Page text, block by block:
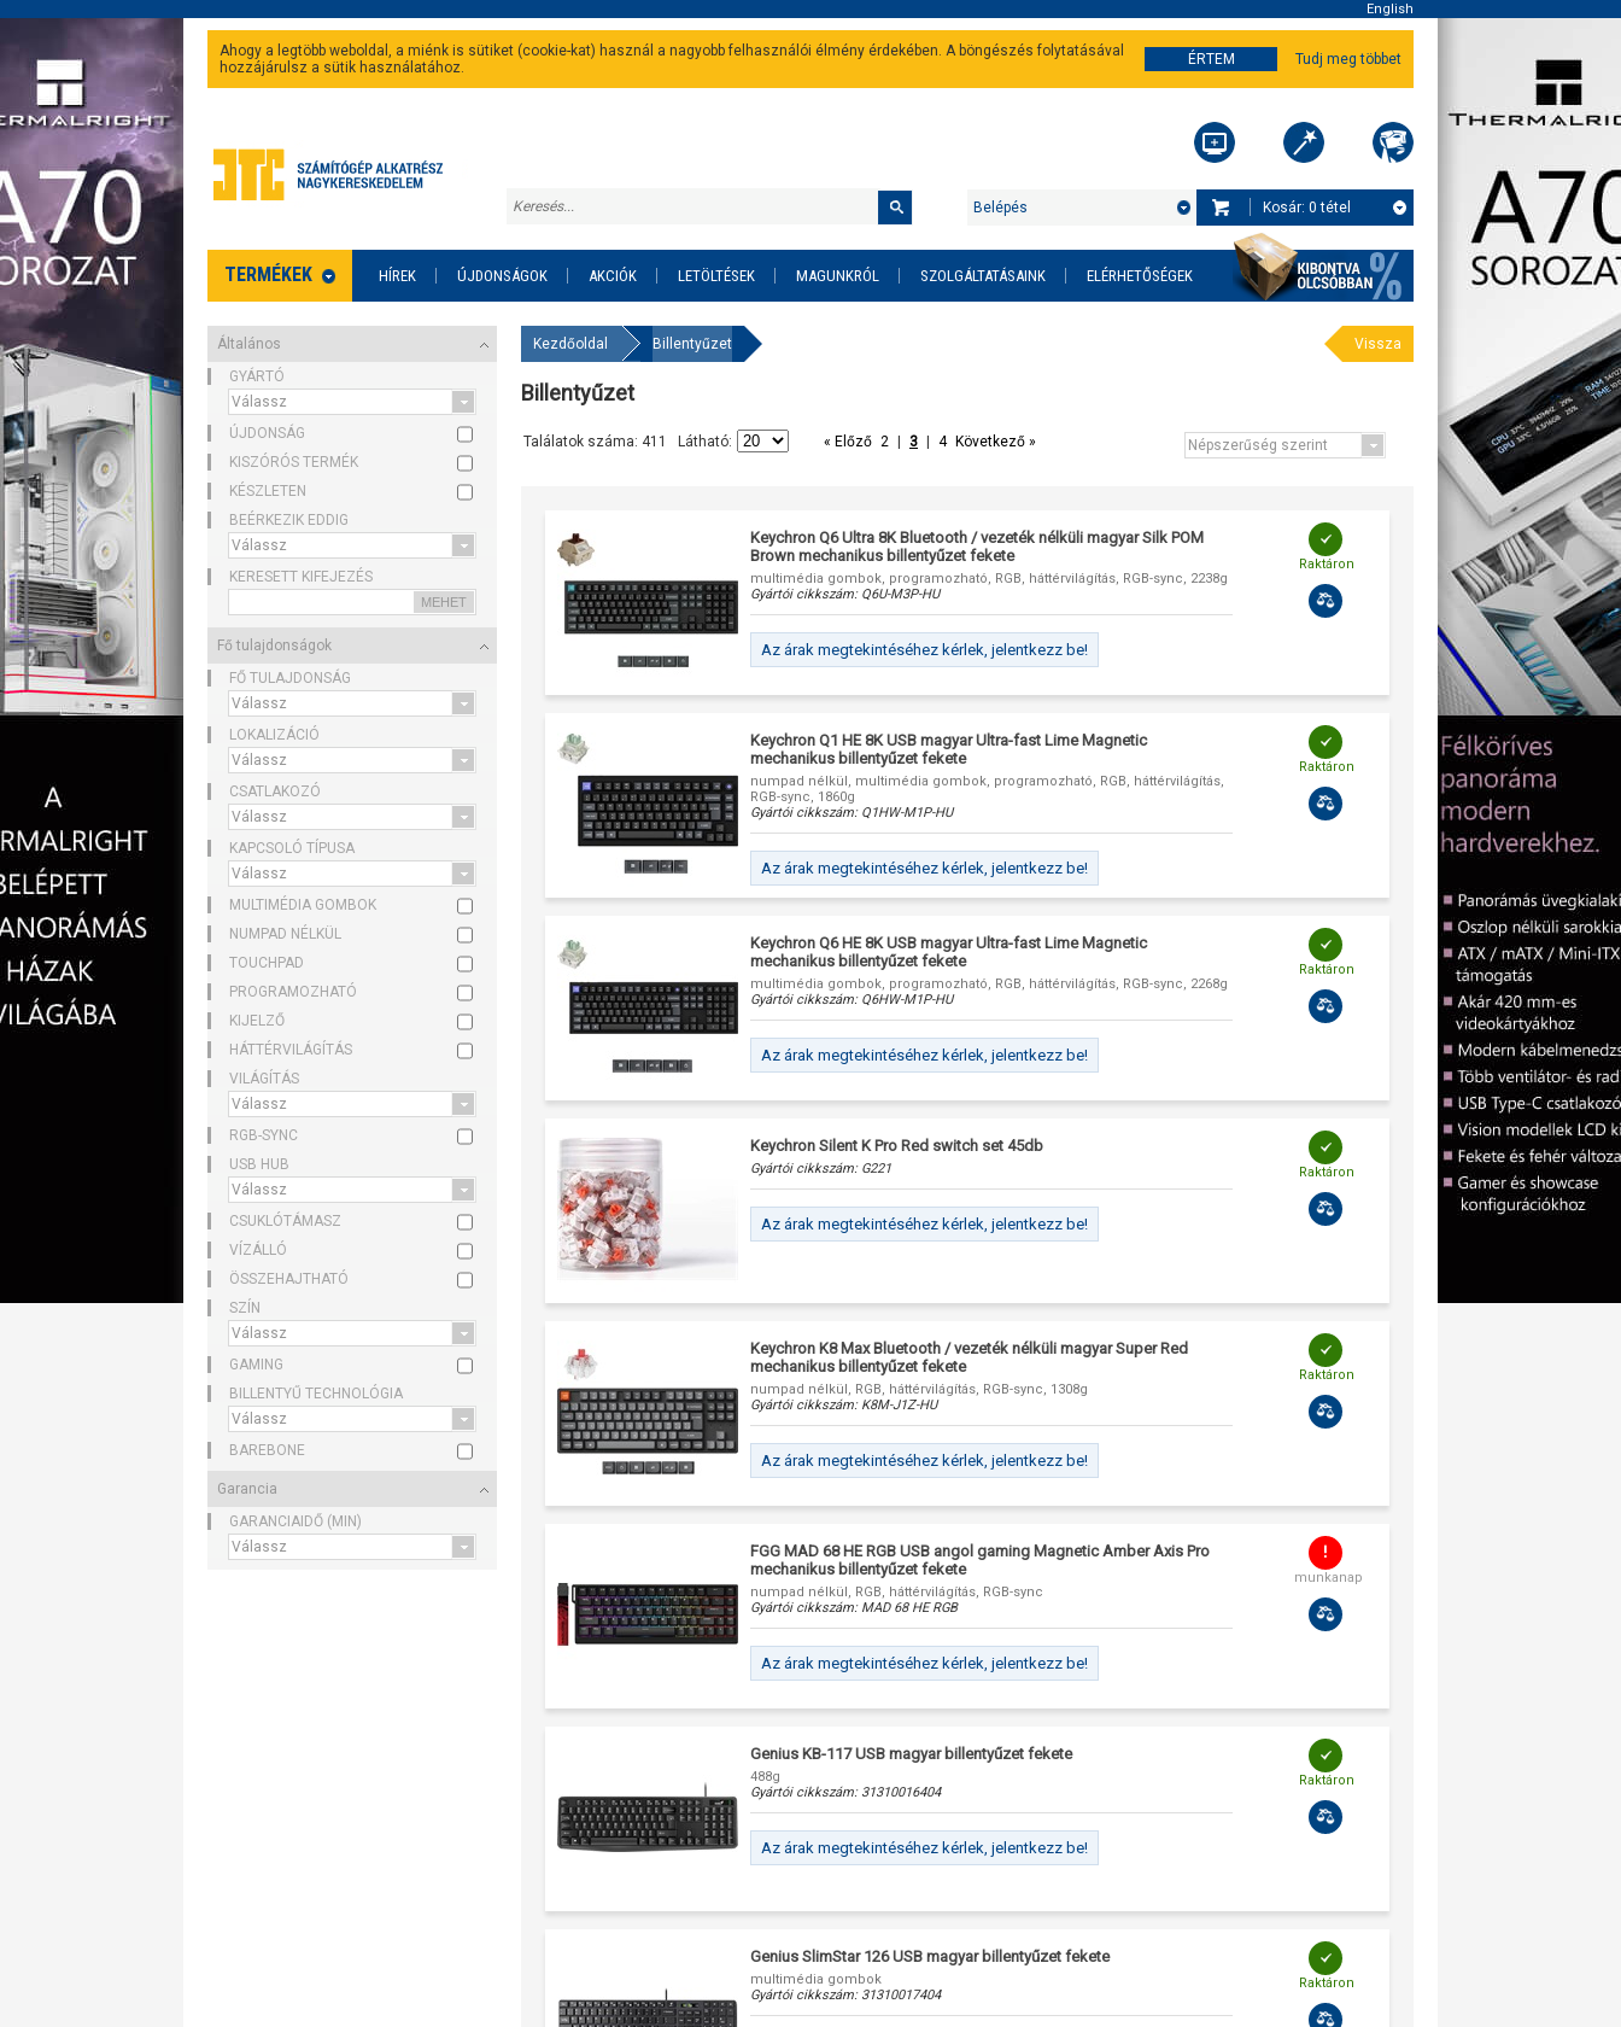
English
Ahogy a legtöbb weboldal, a miénk is sütiket (cookie-kat) használ a nagyobb felhasználói élmény érdekében. A böngészés folytatásával
hozzájárulsz a sütik használatához.
ÉRTEM Tudj meg többet
Kosár: 0 tétel
Belépés
TERMÉKEK HÍREK ÚJDONSÁGOK AKCIÓK LETÖLTÉSEK MAGUNKRÓL SZOLGÁLTATÁSAINK ELÉRHETŐSÉGEK
Általános
GYÁRTÓ
ÚJDONSÁG
KISZÓRÓS TERMÉK
KÉSZLETEN
BEÉRKEZIK EDDIG
KERESETT KIFEJEZÉS
Fő tulajdonságok
FŐ TULAJDONSÁG
LOKALIZÁCIÓ
CSATLAKOZÓ
KAPCSOLÓ TÍPUSA
MULTIMÉDIA GOMBOK
NUMPAD NÉLKÜL
TOUCHPAD
PROGRAMOZHATÓ
KIJELZŐ
HÁTTÉRVILÁGÍTÁS
VILÁGÍTÁS
RGB-SYNC
USB HUB
CSUKLÓTÁMASZ
VÍZÁLLÓ
ÖSSZEHAJTHATÓ
SZÍN
GAMING
BILLENTYŰ TECHNOLÓGIA
BAREBONE
Garancia
GARANCIAIDŐ (MIN)
Kezdőoldal Billentyűzet Vissza
Billentyűzet
Találatok száma: 411 Látható: « Előző 2 3 4 Következő »
Keychron Q6 Ultra 8K Bluetooth / vezeték nélküli magyar Silk POM
Brown mechanikus billentyűzet fekete
multimédia gombok, programozható, RGB, háttérvilágítás, RGB-sync, 2238g
Gyártói cikkszám: Q6U-M3P-HU
Az árak megtekintéséhez kérlek, jelentkezz be!
Raktáron
Keychron Q1 HE 8K USB magyar Ultra-fast Lime Magnetic
mechanikus billentyűzet fekete
numpad nélkül, multimédia gombok, programozható, RGB, háttérvilágítás,
RGB-sync, 1860g
Gyártói cikkszám: Q1HW-M1P-HU
Az árak megtekintéséhez kérlek, jelentkezz be!
Raktáron
Keychron Q6 HE 8K USB magyar Ultra-fast Lime Magnetic
mechanikus billentyűzet fekete
multimédia gombok, programozható, RGB, háttérvilágítás, RGB-sync, 2268g
Gyártói cikkszám: Q6HW-M1P-HU
Az árak megtekintéséhez kérlek, jelentkezz be!
Raktáron
Keychron Silent K Pro Red switch set 45db
Gyártói cikkszám: G221
Az árak megtekintéséhez kérlek, jelentkezz be!
Raktáron
Keychron K8 Max Bluetooth / vezeték nélküli magyar Super Red
mechanikus billentyűzet fekete
numpad nélkül, RGB, háttérvilágítás, RGB-sync, 1308g
Gyártói cikkszám: K8M-J1Z-HU
Az árak megtekintéséhez kérlek, jelentkezz be!
Raktáron
FGG MAD 68 HE RGB USB angol gaming Magnetic Amber Axis Pro
mechanikus billentyűzet fekete
numpad nélkül, RGB, háttérvilágítás, RGB-sync
Gyártói cikkszám: MAD 68 HE RGB
Az árak megtekintéséhez kérlek, jelentkezz be!
munkanap
Genius KB-117 USB magyar billentyűzet fekete
488g
Gyártói cikkszám: 31310016404
Az árak megtekintéséhez kérlek, jelentkezz be!
Raktáron
Genius SlimStar 126 USB magyar billentyűzet fekete
multimédia gombok
Gyártói cikkszám: 31310017404
Raktáron